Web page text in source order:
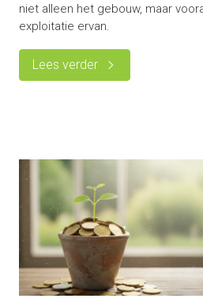
niet alleen het gebouw, maar
exploitatie ervan.
Lees verder